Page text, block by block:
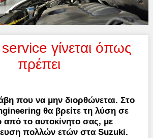
γίνεται όπως
πρέπει
που να μην διορθώνεται. Στο
θα βρείτε τη λύση σε
από το αυτοκίνητο σας, με
πολλών ετών στα Suzuki.